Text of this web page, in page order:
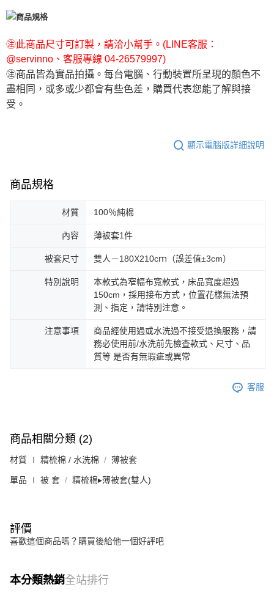
㊟此商品尺寸可訂製，請洽小幫手。(LINE客服：
@servinno、客服專線 04-26579997)
㊟商品皆為實品拍攝。每台電腦、行動裝置所呈現的顏色不
盡相同，或多或少都會有些色差，購買代表您能了解與接
受。
顯示電腦版詳細說明
商品規格
材質 100％純棉
內容 薄被套1件
被套尺寸 雙人－180X210cｍ（誤差值±3cm）
特別說明
本款式為窄幅布寬款式，床品寬度超過
150cm，採用接布方式，位置花樣無法預
測、指定，請特別注意。
注意事項
商品經使用過或水洗過不接受退換服務，請
務必使用前/水洗前先檢査款式、尺寸、品
質等 是否有無瑕疵或異常
客服
商品相關分類 (2)
材質 ∣ 精梳棉 / 水洗棉 薄被套
單品 ∣ 被 套 精梳棉▸薄被套(雙人)
評價
喜歡這個商品嗎？購買後給他一個好評吧
本分類熱銷全站排行